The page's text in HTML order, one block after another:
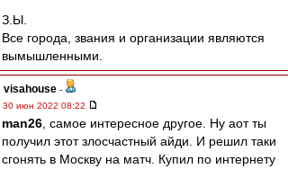
З.Ы.
Все города, звания и организации являются
вымышленными.
visahouse -
30 июн 2022 08:22
man26 , самое интересное другое. Ну аот ты
получил этот злосчастный айди. И решил таки
сгонять в Москву на матч. Купил по интернету